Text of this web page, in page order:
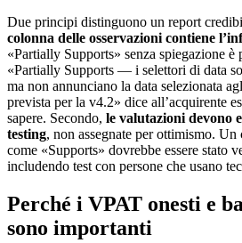
Due principi distinguono un report
colonna delle osservazioni contiene
«Partially Supports» senza spiegazione è
«Partially Supports — i selettori di data
ma non annunciano la data selezionata
prevista per la v4.2» dice all’acquirente
sapere. Secondo, le valutazioni devono
testing, non assegnate per ottimismo. Un
come «Supports» dovrebbe essere stato
includendo test con persone che usano
Perché i VPAT onesti e
sono importanti